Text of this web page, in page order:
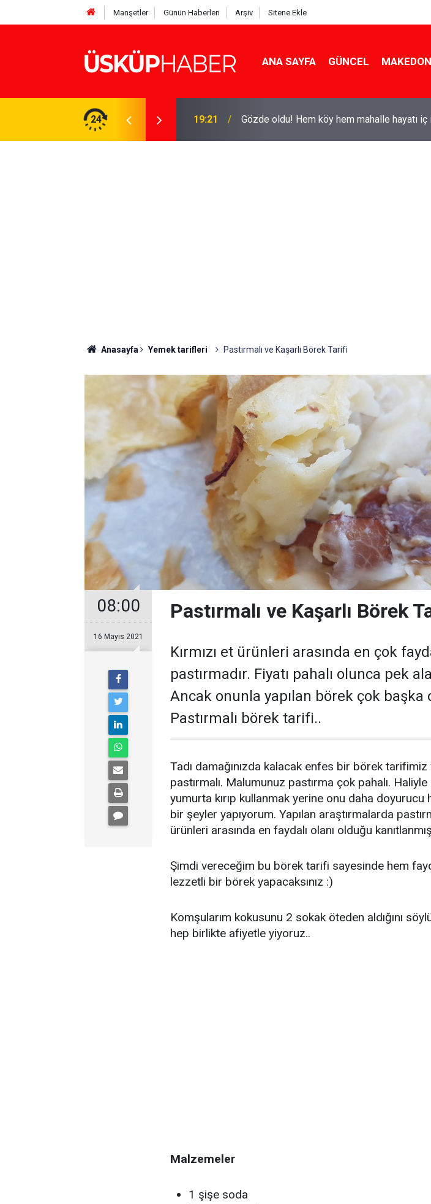
Manşetler Günün Haberleri Arşiv Sitene Ekle
ANA SAYFA GÜNCEL
24 19:21 Gözde oldu! Hem köy hem mahalle hayatı
Anasayfa Yemek tarifleri Pastırmalı ve Kaşarlı Börek Tarifi
08:00
16 Mayıs 2021
Pastırmalı ve Kaşarlı Börek
Kırmızı et ürünleri arasında en çok
pastırmadır. Fiyatı pahalı olunca pek
Ancak onunla yapılan börek çok başka
Pastırmalı börek tarifi..
Tadı damağınızda kalacak enfes bir börek
pastırmalı. Malumunuz pastırma çok pahalı. Haliyle
yumurta kırıp kullanmak yerine onu daha doyurucu
bir şeyler yapıyorum. Yapılan araştırmalarda
ürünleri arasında en faydalı olanı olduğu
Şimdi vereceğim bu börek tarifi sayesinde hem
lezzetli bir börek yapacaksınız :)
Komşularım kokusunu 2 sokak öteden aldığını
hep birlikte afiyetle yiyoruz..
Malzemeler
1 şişe soda